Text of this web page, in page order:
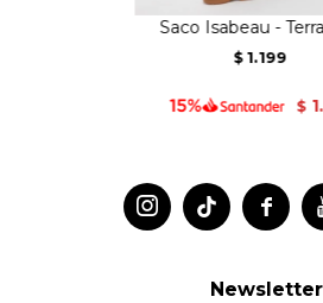
Saco Isabeau -
$ 1.199
$


Newsletter